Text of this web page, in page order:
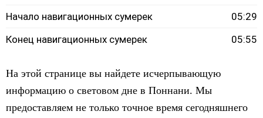
Начало навигационных сумерек
05:29
Конец навигационных сумерек
05:55
На этой странице вы найдете исчерпывающую
информацию о световом дне в Поннани. Мы
предоставляем не только точное время сегодняшнего